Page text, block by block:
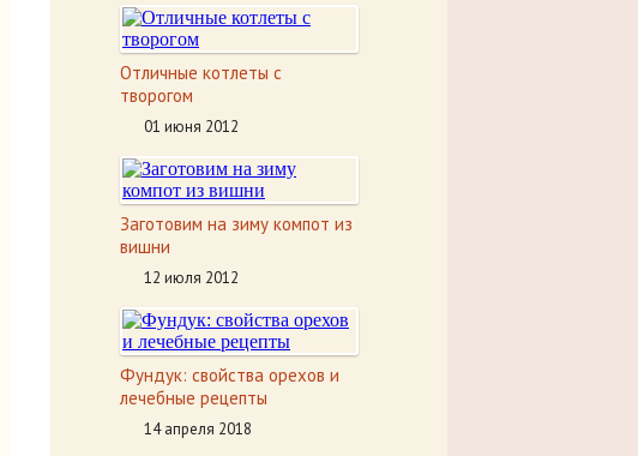
Отличные котлеты с
творогом
01 июня 2012
Заготовим на зиму компот из
вишни
12 июля 2012
Фундук: свойства орехов и
лечебные рецепты
14 апреля 2018